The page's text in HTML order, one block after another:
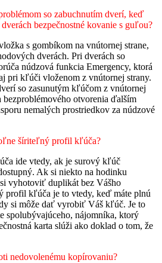
so zabuchnutím dverí, keď
bezpečnostné kovanie s guľou?
s gombíkom na vnútornej strane,
dverách. Pri dverách so
núdzová funkcia Emergency, ktorá
pri kľúči vloženom z vnútornej strany.
so zasunutým kľúčom z vnútornej
otvorenia ďalším
nemalých prostriedkov za núdzové
šíriteľný profil kľúča?
ide vtedy, ak je surový kľúč
Ak si niekto na hodinku
vyhotoviť duplikát bez Vášho
profil kľúča je to vtedy, keď máte plnú
si môže dať vyrobiť Váš kľúč. Je to
spolubývajúceho, nájomníka, ktorý
karta slúži ako doklad o tom, že
nedovolenému kopírovaniu?